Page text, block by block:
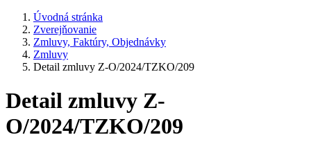
Úvodná stránka
Zverejňovanie
Zmluvy, Faktúry, Objednávky
Zmluvy
Detail zmluvy Z-O/2024/TZKO/209
Detail zmluvy Z-
O/2024/TZKO/209